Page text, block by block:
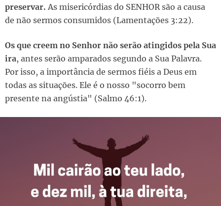
preservar. As misericórdias do SENHOR são a causa
de não sermos consumidos (Lamentações 3:22).
Os que creem no Senhor não serão atingidos pela Sua
ira, antes serão amparados segundo a Sua Palavra.
Por isso, a importância de sermos fiéis a Deus em
todas as situações. Ele é o nosso "socorro bem
presente na angústia" (Salmo 46:1).